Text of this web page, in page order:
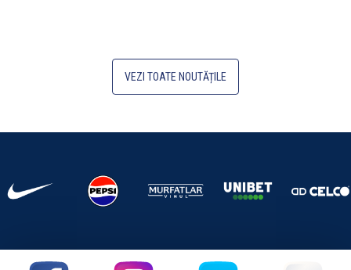
VEZI TOATE NOUTĂȚILE